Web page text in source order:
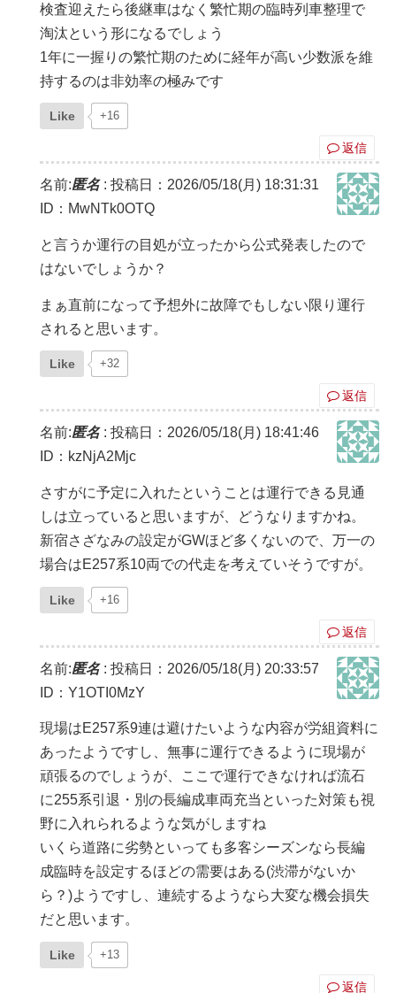
検査迎えたら後継車はなく繁忙期の臨時列車整理で
淘汰という形になるでしょう
1年に一握りの繁忙期のために経年が高い少数派を維
持するのは非効率の極みです
Like +16
返信
名前:匿名: 投稿日：2026/05/18(月) 18:31:31
ID：MwNTk0OTQ
と言うか運行の目処が立ったから公式発表したので
はないでしょうか？
まぁ直前になって予想外に故障でもしない限り運行
されると思います。
Like +32
返信
名前:匿名: 投稿日：2026/05/18(月) 18:41:46
ID：kzNjA2Mjc
さすがに予定に入れたということは運行できる見通
しは立っていると思いますが、どうなりますかね。
新宿さざなみの設定がGWほど多くないので、万一の
場合はE257系10両での代走を考えていそうですが。
Like +16
返信
名前:匿名: 投稿日：2026/05/18(月) 20:33:57
ID：Y1OTI0MzY
現場はE257系9連は避けたいような内容が労組資料に
あったようですし、無事に運行できるように現場が
頑張るのでしょうが、ここで運行できなければ流石
に255系引退・別の長編成車両充当といった対策も視
野に入れられるような気がしますね
いくら道路に劣勢といっても多客シーズンなら長編
成臨時を設定するほどの需要はある(渋滞がないか
ら？)ようですし、連続するようなら大変な機会損失
だと思います。
Like +13
返信